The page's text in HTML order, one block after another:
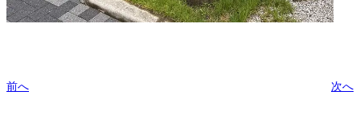
前へ 次へ